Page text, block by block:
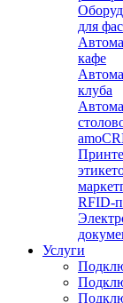
для
кафе
клуба
RFID-
Услуги